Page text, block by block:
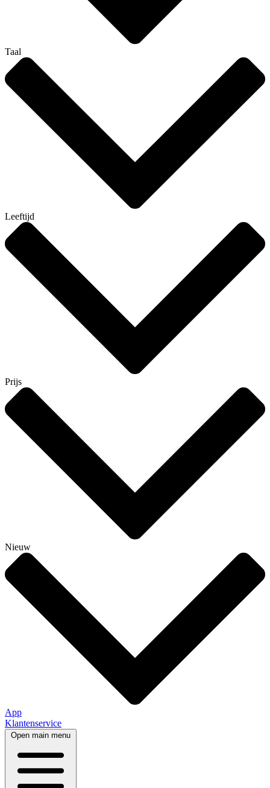
Taal
Leeftijd
Prijs
Nieuw
App
Klantenservice
Open main menu